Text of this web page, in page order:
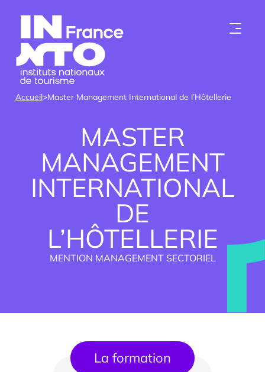
Skip to content
Qui sommes-nous ?
Les instituts
Devenir membre
Accueil>Master Management International de l’Hôtellerie
MASTER
MANAGEMENT
INTERNATIONAL
DE
L’HÔTELLERIE
MENTION MANAGEMENT SECTORIEL
La formation